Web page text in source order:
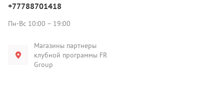
+77788701418
Пн-Вс 10:00 – 19:00
Магазины партнеры
клубной программы FR
Group